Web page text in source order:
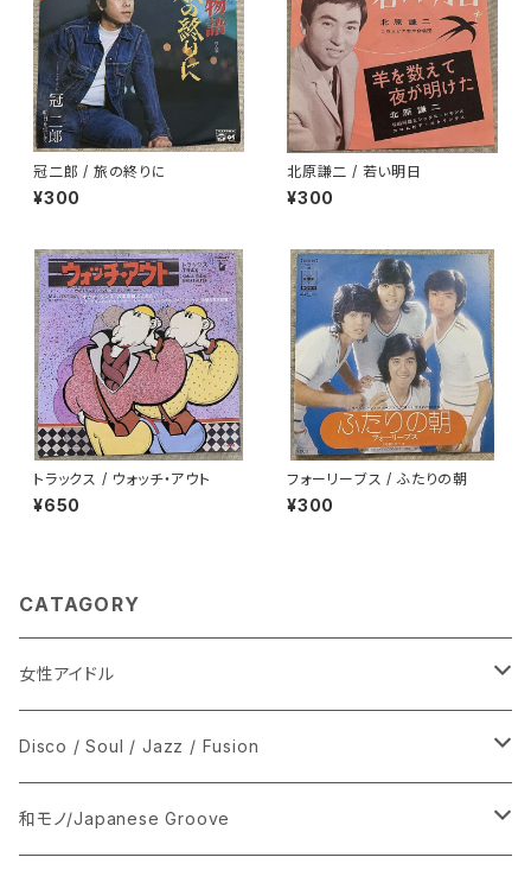
冠二郎 / 旅の終りに
¥300
北原謙二 / 若い明日
¥300
トラックス / ウォッチ・アウト
¥650
フォーリーブス / ふたりの朝
¥300
CATAGORY
女性アイドル
シングル盤
あ行
LP
Disco / Soul / Jazz / Fusion
シングル盤
和モノ/Japanese Groove